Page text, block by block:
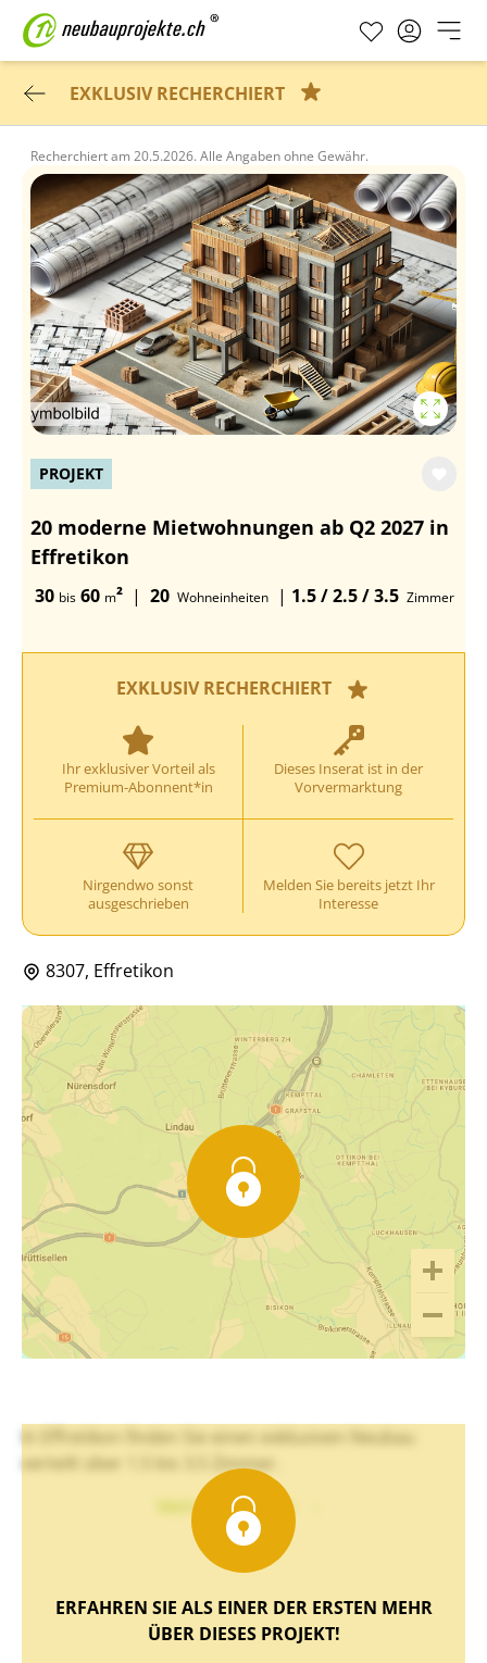
EXKLUSIV RECHERCHIERT
Recherchiert am 20.5.2026. Alle Angaben ohne Gewähr.
PROJEKT
20 moderne Mietwohnungen ab Q2 2027 in
Effretikon
30 bis 60 m² | 20 Wohneinheiten | 1.5 / 2.5 / 3.5 Zimmer
EXKLUSIV RECHERCHIERT
Ihr exklusiver Vorteil als
Premium-Abonnent*in
Dieses Inserat ist in der
Vorvermarktung
Nirgendwo sonst
ausgeschrieben
Melden Sie bereits jetzt Ihr
Interesse
8307, Effretikon
In Effretikon finden Sie einen exklusiven Neubau
verteilt über 1.5 bis 3.5 Zimmer.
Mehr Text sehen
ERFAHREN SIE ALS EINER DER ERSTEN MEHR
ÜBER DIESES PROJEKT!